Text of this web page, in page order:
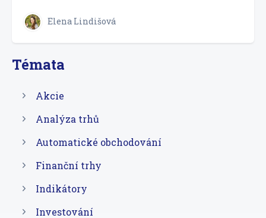
Elena Lindišová
Témata
Akcie
Analýza trhů
Automatické obchodování
Finanční trhy
Indikátory
Investování